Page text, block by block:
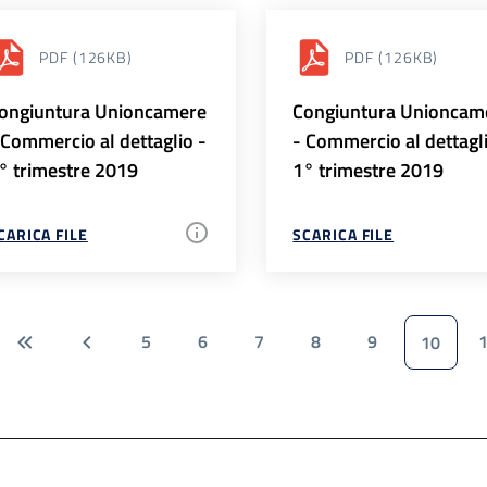
PDF (126KB)
Unioncamere
al dettaglio -
trimestre 2019
FILE
PDF (126KB)
Congiuntura
- Commercio al
1° trimestre 2019
SCARICA FILE
5 6 7 8 9 10